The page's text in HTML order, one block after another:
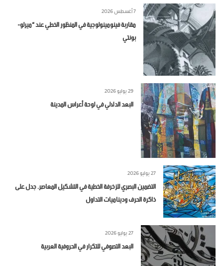
7 أغسطس 2026
مقاربة فينومينولوجية في المنظور الخطي عند “ميرلو-
بونتي
29 يوليو 2026
البعد الدلالي في لوحة أعراس المدينة
27 يوليو 2026
التضمين البصري للزخرفة الخطية في التشكيل المعاصر. جدل على
ذاكرة الحرف وديناميات التداول
27 يوليو 2026
البعد التصوفي للتكرار في الحروفية العربية